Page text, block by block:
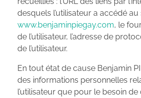
desquels l’utilisateur a accédé au
www.benjaminpiegay.com, le
de l’utilisateur, l’adresse de
de l’utilisateur.
En tout état de cause Benjamin
des informations personnelles
l’utilisateur que pour le besoin